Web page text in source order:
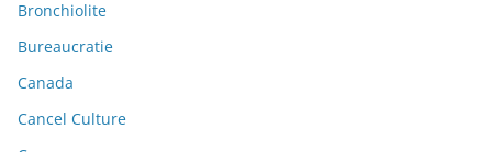
Bronchiolite
Bureaucratie
Canada
Cancel Culture